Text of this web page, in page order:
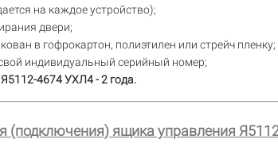
на каждое устройство);
двери;
в гофрокартон, полиэтилен или стрейч пленку;
индивидуальный серийный номер;
Я5112-4674 УХЛ4 - 2 года.
(подключения) ящика управления